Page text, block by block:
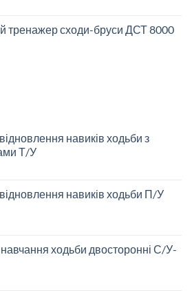
тренажер сходи-бруси ДСТ 8000
навиків ходьби з
Т/У
навиків ходьби П/У
ходьби двосторонні С/У-